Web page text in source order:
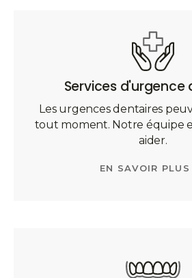
Services d'urgence
Les urgences dentaires
tout moment. Notre équipe
aider.
EN SAVOIR PLUS